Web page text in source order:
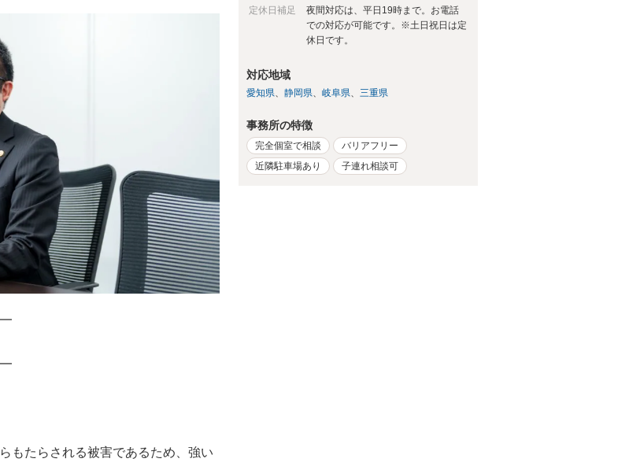
もたらされる被害であるため、強い
定休日補足
夜間対応は、平日19時まで。お電話
での対応が可能です。※土日祝日は定
休日です。
対応地域
愛知県 静岡県 岐阜県 三重県
事務所の特徴
完全個室で相談
バリアフリー
近隣駐車場あり
子連れ相談可